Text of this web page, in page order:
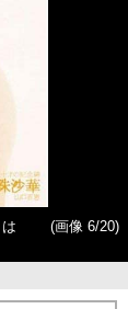
(画像 6/20)